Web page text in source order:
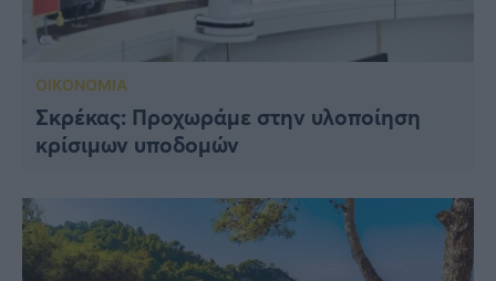
ΟΙΚΟΝΟΜΙΑ
Σκρέκας: Προχωράμε στην υλοποίηση
κρίσιμων υποδομών